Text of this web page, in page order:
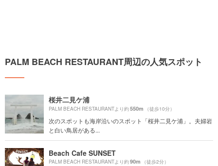
PALM BEACH RESTAURANT周辺の人気スポット
桜井二見ケ浦
PALM BEACH RESTAURANTより約550m （徒歩10分）
次のスポットも海岸沿いのスポット「桜井二見ケ浦」。夫婦岩
と白い鳥居がある...
Beach Cafe SUNSET
PALM BEACH RESTAURANTより約90m （徒歩2分）